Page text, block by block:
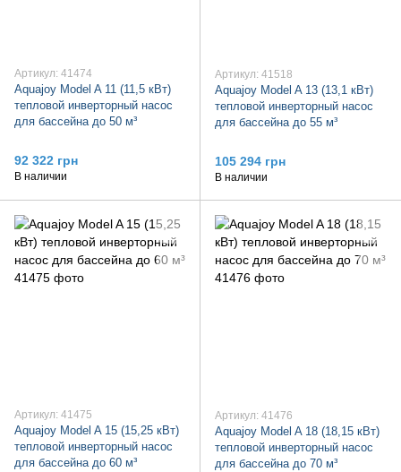
Артикул: 41474
Aquajoy Model A 11 (11,5 кВт)
тепловой инверторный насос
для бассейна до 50 м³
92 322 грн
В наличии
Артикул: 41518
Aquajoy Model A 13 (13,1 кВт)
тепловой инверторный насос
для бассейна до 55 м³
105 294 грн
В наличии
Артикул: 41475
Aquajoy Model A 15 (15,25 кВт)
тепловой инверторный насос
для бассейна до 60 м³
Артикул: 41476
Aquajoy Model A 18 (18,15 кВт)
тепловой инверторный насос
для бассейна до 70 м³